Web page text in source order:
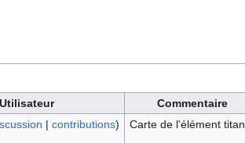
Utilisateur
Commentaire
| contributions) Carte de l'élément